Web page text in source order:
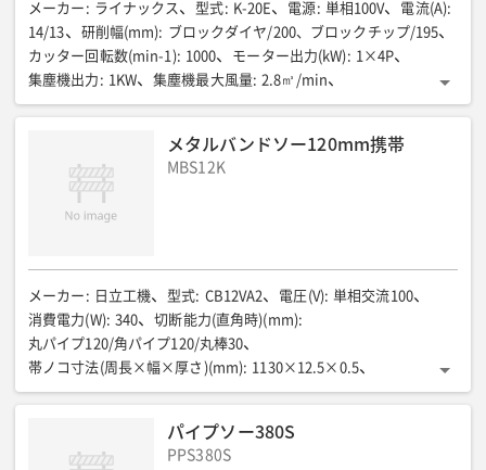
メーカー : ライナックス 型式: K-20E 電源: 単相100V 電流(A):
14/13
研削幅(mm): ブロックダイヤ/200、ブロックチップ/195
カッター回転数(min-1): 1000 モーター出力(kW): 1×4P
集塵機出力 : 1KW 集塵機最大風量: 2.8㎥/min
集塵機タンク容量: 18L 全長(mm): 1036 全幅(mm): 408
メタルバンドソー120mm携帯
MBS12K
メーカー : 日立工機 型式: CB12VA2 電圧(V): 単相交流100
消費電力(W): 340 切断能力(直角時)(mm):
丸パイプ120/角パイプ120/丸棒30
帯ノコ寸法(周長×幅×厚さ)(mm): 1130×12.5×0.5
ノコ刃周速(m/min): 25〜80 電流(A): 3.5 全長(mm): 135
パイプソー380S
PPS380S